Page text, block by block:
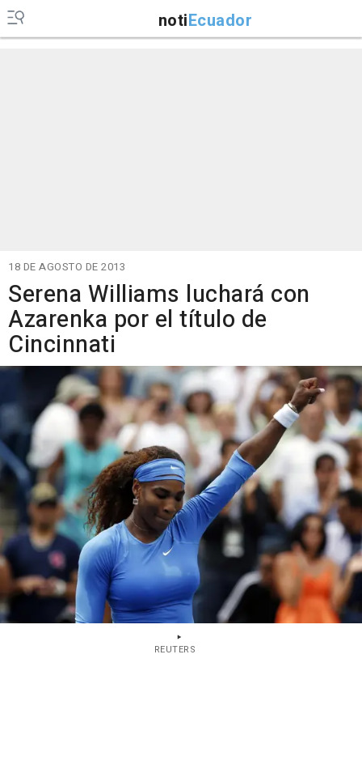
notiEcuador
18 DE AGOSTO DE 2013
Serena Williams luchará con
Azarenka por el título de
Cincinnati
REUTERS